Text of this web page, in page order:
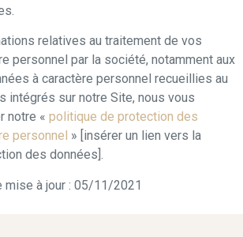
relatives au traitement de vos
personnel par la société, notamment aux
à caractère personnel recueillies au
intégrés sur notre Site, nous vous
notre « politique de protection des
personnel » [insérer un lien vers la
des données].
mise à jour : 05/11/2021